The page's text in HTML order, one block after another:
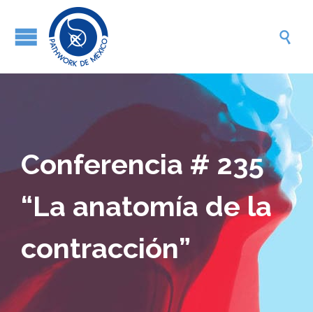

Conferencia # 235
“La anatomía de la
contracción”